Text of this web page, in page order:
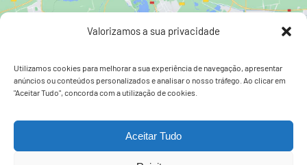
Valorizamos a sua privacidade
Utilizamos cookies para melhorar a sua experiência de navegação, apresentar
anúncios ou conteúdos personalizados e analisar o nosso tráfego. Ao clicar em
"Aceitar Tudo", concorda com a utilização de cookies.
Aceitar Tudo
Facebook Instagram